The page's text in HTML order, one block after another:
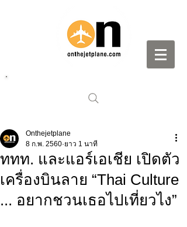
ททท. และแอร์เอเชีย เปิดตัว
เครื่องบินลาย “Thai Culture
... อยากชวนเธอไปเที่ยวไง”
Onthejetplane
8 ก.พ. 2560 ยาว 1 นาที